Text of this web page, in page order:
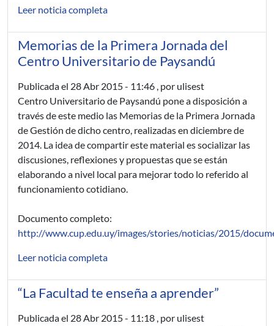
Leer noticia completa
Memorias de la Primera Jornada del
Centro Universitario de Paysandú
Publicada el 28 Abr 2015 - 11:46 , por ulisest
Centro Universitario de Paysandú pone a disposición a
través de este medio las Memorias de la Primera Jornada
de Gestión de dicho centro, realizadas en diciembre de
2014. La idea de compartir este material es socializar las
discusiones, reflexiones y propuestas que se están
elaborando a nivel local para mejorar todo lo referido al
funcionamiento cotidiano.
Documento completo:
http://www.cup.edu.uy/images/stories/noticias/2015/
Leer noticia completa
“La Facultad te enseña a aprender”
Publicada el 28 Abr 2015 - 11:18 , por ulisest